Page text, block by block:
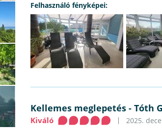
Felhasználó fényképei:
Kellemes meglepetés - Tóth
Kiváló 2025.